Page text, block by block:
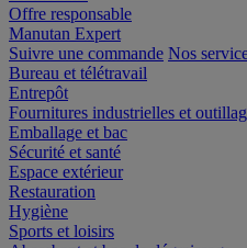
Promotions
Offre responsable
Manutan Expert
Suivre une commande
Bureau et télétravail
Entrepôt
Fournitures industrielles et outillage
Emballage et bac
Sécurité et santé
Espace extérieur
Restauration
Hygiène